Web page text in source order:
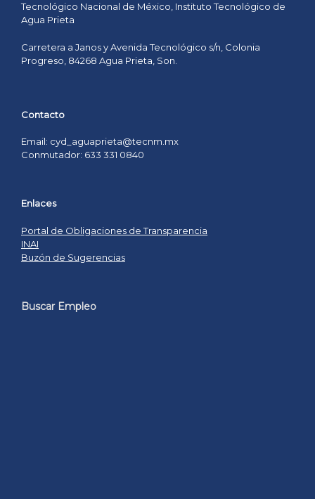
Tecnológico Nacional de México, Instituto Tecnológico de
Agua Prieta
Carretera a Janos y Avenida Tecnológico s/n, Colonia
Progreso, 84268 Agua Prieta, Son.
Contacto
Email: cyd_aguaprieta@tecnm.mx
Conmutador: 633 331 0840
Enlaces
Portal de Obligaciones de Transparencia
INAI
Buzón de Sugerencias
Buscar Empleo